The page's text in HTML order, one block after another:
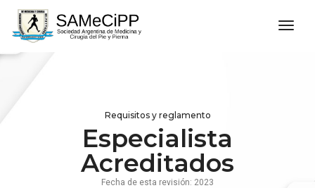
Requisitos y reglamento
Especialista
Acreditados
Fecha de esta revisión: 2023